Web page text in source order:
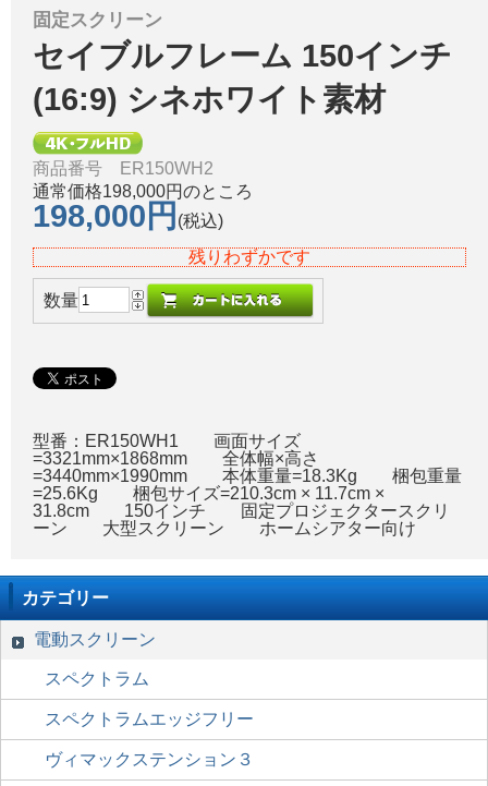
固定スクリーン
セイブルフレーム 150インチ
(16:9) シネホワイト素材
商品番号 ER150WH2
通常価格198,000円のところ
198,000円 (税込)
残りわずかです
数量
型番：ER150WH1 画面サイズ
=3321mm×1868mm 全体幅×高さ
=3440mm×1990mm 本体重量=18.3Kg 梱包重量
=25.6Kg 梱包サイズ=210.3cm × 11.7cm ×
31.8cm 150インチ 固定プロジェクタースクリ
ーン 大型スクリーン ホームシアター向け
カテゴリー
電動スクリーン
スペクトラム
スペクトラムエッジフリー
ヴィマックステンション３